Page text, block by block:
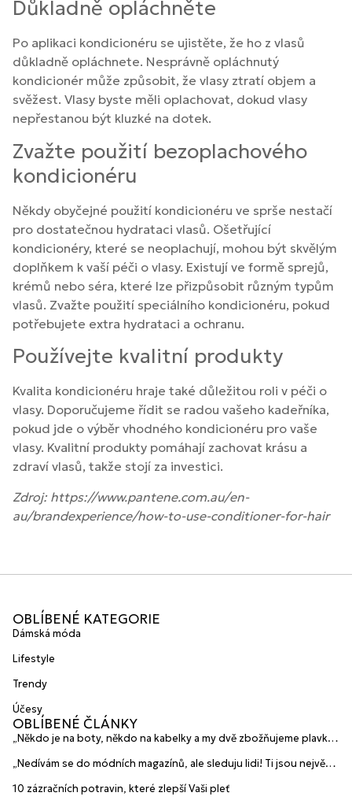
Důkladně opláchněte
Po aplikaci kondicionéru se ujistěte, že ho z vlasů
důkladně opláchnete. Nesprávně opláchnutý
kondicionér může způsobit, že vlasy ztratí objem a
svěžest. Vlasy byste měli oplachovat, dokud vlasy
nepřestanou být kluzké na dotek.
Zvažte použití bezoplachového
kondicionéru
Někdy obyčejné použití kondicionéru ve sprše nestačí
pro dostatečnou hydrataci vlasů. Ošetřující
kondicionéry, které se neoplachují, mohou být skvělým
doplňkem k vaší péči o vlasy. Existují ve formě sprejů,
krémů nebo séra, které lze přizpůsobit různým typům
vlasů. Zvažte použití speciálního kondicionéru, pokud
potřebujete extra hydrataci a ochranu.
Používejte kvalitní produkty
Kvalita kondicionéru hraje také důležitou roli v péči o
vlasy. Doporučujeme řídit se radou vašeho kadeřníka,
pokud jde o výběr vhodného kondicionéru pro vaše
vlasy. Kvalitní produkty pomáhají zachovat krásu a
zdraví vlasů, takže stojí za investici.
Zdroj: https://www.pantene.com.au/en-
au/brandexperience/how-to-use-conditioner-for-hair
OBLÍBENÉ KATEGORIE
Dámská móda
Lifestyle
Trendy
Účesy
OBLÍBENÉ ČLÁNKY
„Někdo je na boty, někdo na kabelky a my dvě zbožňujeme plavky“
HANAJANA Swimwear
„Nedívám se do módních magazínů, ale sleduju lidi! Ti jsou největší
10 zázračních potravin, které zlepší Vaši pleť